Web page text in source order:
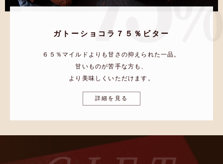
ガトーショコラ７５％ビター
６５％マイルドよりも甘さの抑えられた一品。
甘いものが苦手な方も、
より美味しくいただけます。
詳細を見る